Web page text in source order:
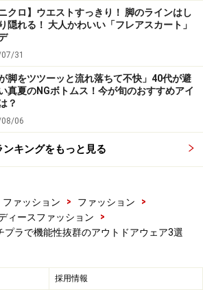
ウトドアライン、ぜひチェックして
ものです。最新の内容をご確認くださ
入サイト】
のレディースファッションをチェッ
のレディースファッションをチェ
ック！
ニクロ】ウエストすっきり！ 脚のラインはし
隠れる！ 大人かわいい「フレアスカート」
31
が脚をツツーッと流れ落ちて不快」40代が避
真夏のNGボトムス！今が旬のおすすめアイ
？
06
ンキングをもっと見る
ファッション > ファッション
>
ィースファッション
>
プラで機能性抜群のアウトドアウェア3選
採用情報